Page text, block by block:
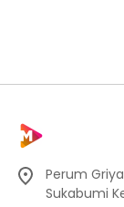
Perum Griya
Sukabumi